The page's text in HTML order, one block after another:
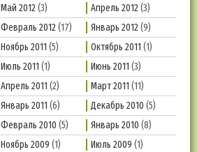
Май 2012(3) Апрель 2012(3)
Февраль 2012(17) Январь 2012(9)
Ноябрь 2011 (5) Октябрь 2011 (1)
Июль 2011 (1) Июнь 2011 (3)
Апрель 2011 (2) Март 2011 (11)
Январь 2011 (6) Декабрь 2010 (5)
Февраль 2010 (5) Январь 2010 (8)
Ноябрь 2009 (1) Июль 2009 (1)